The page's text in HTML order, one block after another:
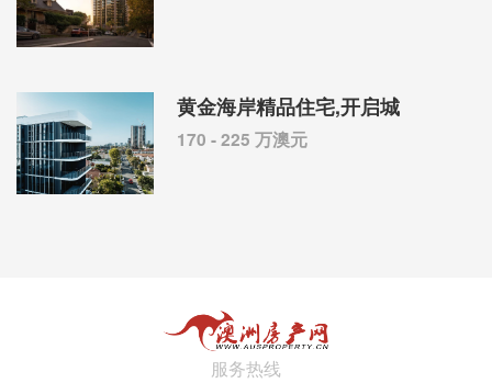
黄金海岸精品住宅,开启城
170 - 225 万澳元
服务热线